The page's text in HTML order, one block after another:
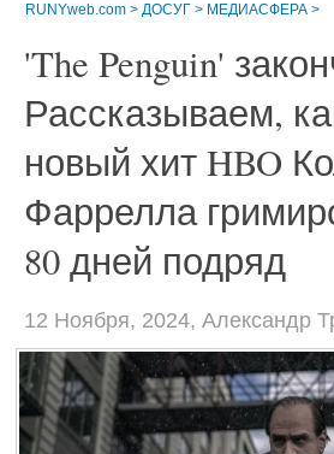
RUNYweb.com > ДОСУГ > МЕДИАСФЕРА >
'The Penguin'
Рассказываем,
новый хит HBO
Фаррелла
80 дней подряд
12 Ноября, 2024, Александр